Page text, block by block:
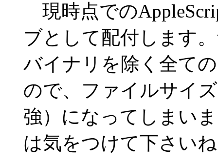
現時点での
ブとして配付します
バイナリを除く全て
ので、ファイルサイ
強）になってしまい
は気をつけて下さい